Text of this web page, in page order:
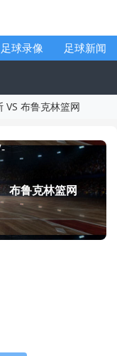
足球录像 足球新闻
VS 布鲁克林篮网
布鲁克林篮网